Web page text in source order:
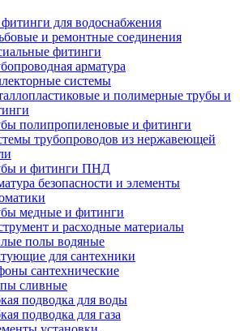
для водоснабжения
и ремонтные соединения
фитинги
арматура
системы
и полимерные трубы и
полипропиленовые и фитинги
трубопроводов из нержавеющей
и фитинги ПНД
безопасности и элементы
медные и фитинги
и расходные материалы
полы водяные
для сантехники
сантехнические
сливные
подводка для воды
подводка для газа